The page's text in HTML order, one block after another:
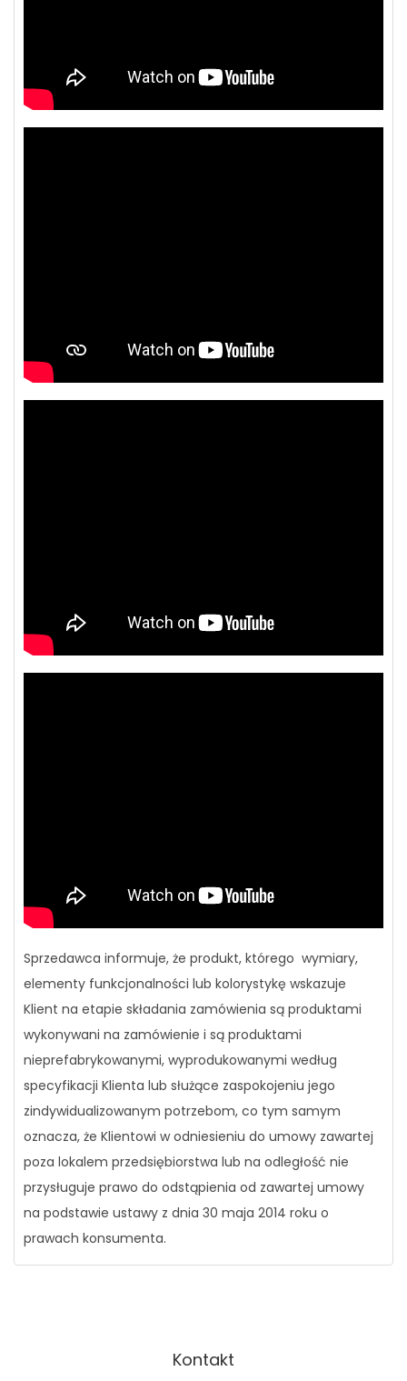
Sprzedawca informuje, że produkt, którego wymiary,
elementy funkcjonalności lub kolorystykę wskazuje
Klient na etapie składania zamówienia są produktami
wykonywani na zamówienie i są produktami
nieprefabrykowanymi, wyprodukowanymi według
specyfikacji Klienta lub służące zaspokojeniu jego
zindywidualizowanym potrzebom, co tym samym
oznacza, że Klientowi w odniesieniu do umowy zawartej
poza lokalem przedsiębiorstwa lub na odległość nie
przysługuje prawo do odstąpienia od zawartej umowy
na podstawie ustawy z dnia 30 maja 2014 roku o
prawach konsumenta.
Kontakt